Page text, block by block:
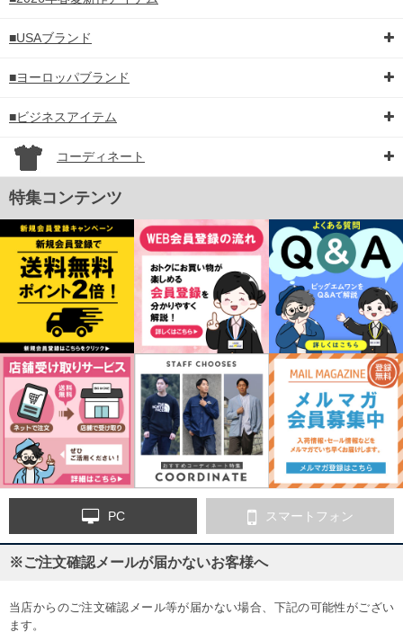
■USAブランド
■ヨーロッパブランド
■ビジネスアイテム
コーディネート
特集コンテンツ
PC スマートフォン
※ご注文確認メールが届かないお客様へ
当店からのご注文確認メール等が届かない場合、下記の可能性がござい
ます。